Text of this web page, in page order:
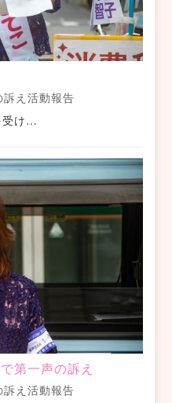
訴え活動報告
受け…
第一声の訴え
訴え活動報告